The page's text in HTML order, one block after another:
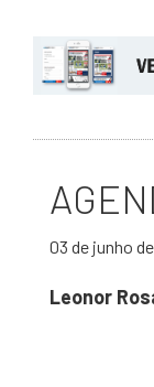
03 de junho
Leonor